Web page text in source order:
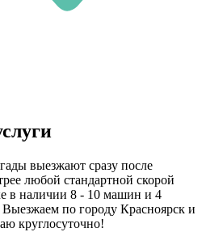
выезжают сразу после
любой стандартной скорой
в наличии 8 - 10 машин и 4
по городу Красноярск и
круглосуточно!